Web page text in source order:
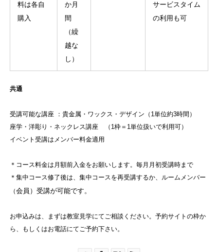
料は各自
購入
か月
間
（繰
越な
し）
サービスタイム
の利用も可
共通
受講可能な講座 ：貴金属・ワックス・デザイン（1単位約3時間）
座学・洋彫り・ネックレス講座 （1枠＝1単位扱いで利用可）
イベント受講はメンバー料金適用
＊コース料金は月額前入金をお願いします。毎月月初受講時まで
＊集中コース修了後は、集中コースを再受講するか、ルームメンバー
（会員 ）受講が可能です。
お申込みは、まずは教室見学にてご相談ください。予約サイトの枠か
ら、もしくはお電話にてご予約下さい。